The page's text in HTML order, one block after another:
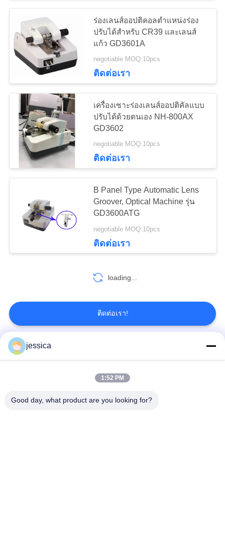
PRIVACY
POLICYกรอบทดลองสากล
เครื่องวัด PD ดิจิตอล
16
หน่วยเก้าอี้จักษุ
ตารางเครื่องมือวัด
ทัศนมาตรศาสตร์
9
ร่องเลนส์ออปติคอลตำแหน่งร่อง
ปรับได้สำหรับ CR39 และเลนส์
แก้ว GD3601A
negotiable MOQ:10pcs
ติดต่อเรา
เครื่องเซาะร่องเลนส์ออปติคัลแบบ
ปรับได้ด้วยตนเอง NH-800AX
GD3602
negotiable MOQ:10pcs
ติดต่อเรา
B Panel Type Automatic Lens
Groover, Optical Machine รุ่น
GD3600ATG
negotiable MOQ:10pcs
ติดต่อเรา
loading...
ติดต่อเรา!
หมวดหมู่ยอดนิยม
jessica
1:52 PM
Good day, what product are you looking for?